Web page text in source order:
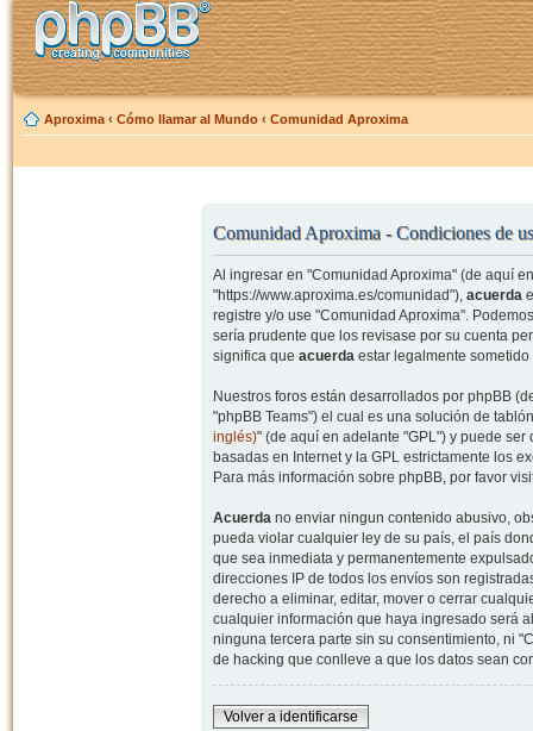
Aproxima ‹ Cómo llamar al Mundo ‹ Comunidad Aproxima
Comunidad Aproxima - Condiciones de
Al ingresar en "Comunidad Aproxima" (de aquí
"https://www.aproxima.es/comunidad"), acuerda
registre y/o use "Comunidad Aproxima".
sería prudente que los revisase por su cuenta
significa que acuerdaestar legalmente sometido
Nuestros foros están desarrollados por phpBB
"phpBB Teams") el cual es una solución de
inglés)" (de aquí en adelante "GPL") y puede
basadas en Internet y la GPL estrictamente los
Para más información sobre phpBB, por favor
Acuerdano enviar ningun contenido abusivo,
pueda violar cualquier ley de su país, el país
que sea inmediata y permanentemente
direcciones IP de todos los envíos son
derecho a eliminar, editar, mover o cerrar
cualquier información que haya ingresado será
ninguna tercera parte sin su consentimiento, ni
de hacking que conlleve a que los datos sean
Volver a identificarse